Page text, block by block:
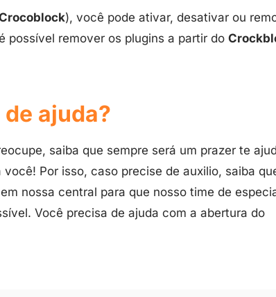
), você pode ativar, desativar ou
possível remover os plugins a partir do
ajuda?
saiba que sempre será um prazer te
Por isso, caso precise de auxilio, saiba
em nossa central para que nosso time de
Você precisa de ajuda com a abertura do